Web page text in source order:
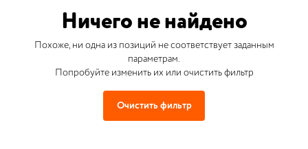
Ничего не найдено
Похоже, ни одна из позиций не соответствует заданным
параметрам.
Попробуйте изменить их или очистить фильтр
Очистить фильтр